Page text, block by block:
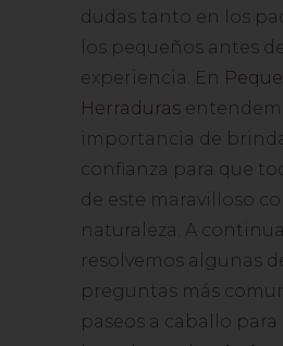
dudas tanto en los
los pequeños antes
experiencia. En
Herraduras
importancia de
confianza para que
de este maravilloso
naturaleza. A
resolvemos algunas
preguntas más
paseos a caballo para